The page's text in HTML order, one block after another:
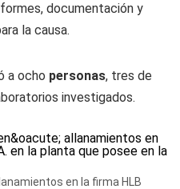
documentación y
la causa.
a ocho personas, tres de
investigados.
en la firma HLB